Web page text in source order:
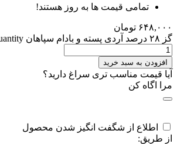
تمامی قیمت ها به روز هستند!
۶۴۸,۰۰۰ تومان
گز ۲۸ درصد آردی پسته و بادام سپاهان quantity
افزودن به سبد خرید
آیا قیمت مناسب تری سراغ دارید؟
مرا اگاه کن
اطلاع از شگفت انگیز شدن محصول
از طریق: